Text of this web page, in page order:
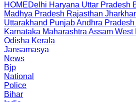
HOMEDelhi Haryana Uttar Pradesh
Madhya Pradesh Rajasthan
Uttarakhand PunjabAndhra Pradesh
Karnataka Maharashtra Assam West
Odisha Kerala
Jansamasya
News
Bjp
National
Police
Bihar